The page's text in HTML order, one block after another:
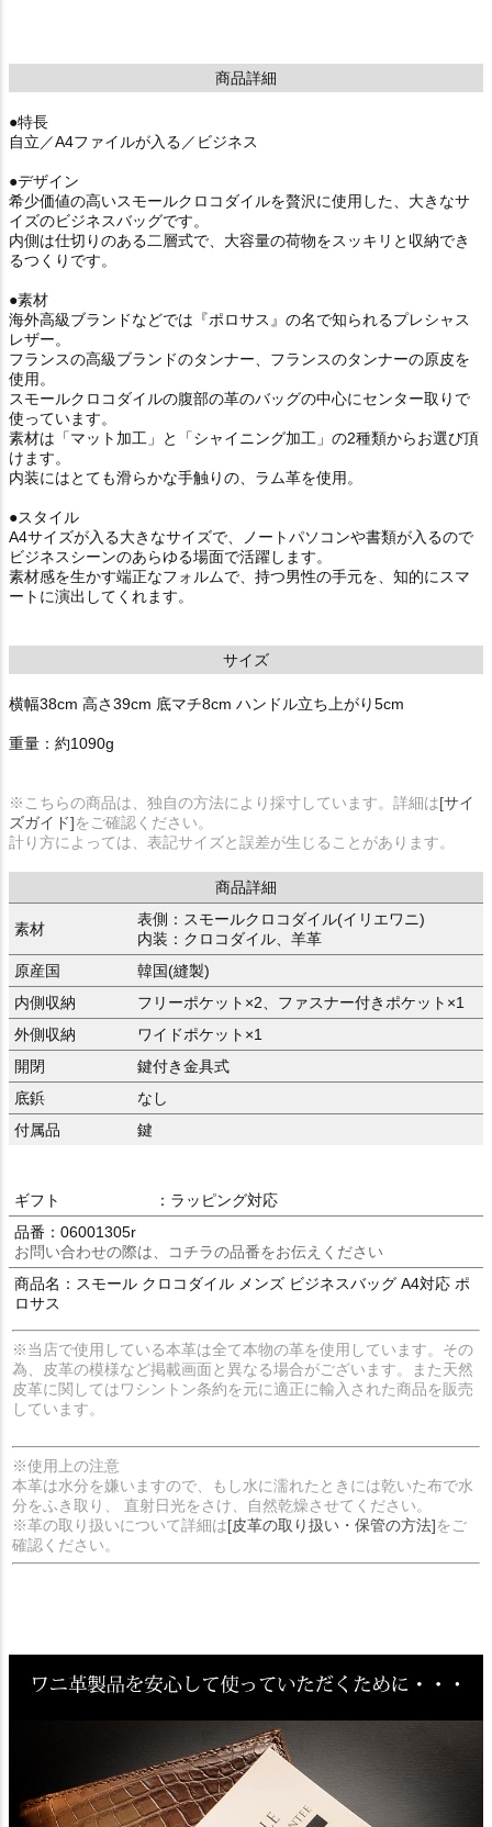
商品詳細
●特長
自立／A4ファイルが入る／ビジネス
●デザイン
希少価値の高いスモールクロコダイルを贅沢に使用した、大きなサ
イズのビジネスバッグです。
内側は仕切りのある二層式で、大容量の荷物をスッキリと収納でき
るつくりです。
●素材
海外高級ブランドなどでは『ポロサス』の名で知られるプレシャス
レザー。
フランスの高級ブランドのタンナー、フランスのタンナーの原皮を
使用。
スモールクロコダイルの腹部の革のバッグの中心にセンター取りで
使っています。
素材は「マット加工」と「シャイニング加工」の2種類からお選び頂
けます。
内装にはとても滑らかな手触りの、ラム革を使用。
●スタイル
A4サイズが入る大きなサイズで、ノートパソコンや書類が入るので
ビジネスシーンのあらゆる場面で活躍します。
素材感を生かす端正なフォルムで、持つ男性の手元を、知的にスマ
ートに演出してくれます。
サイズ
横幅38cm 高さ39cm 底マチ8cm ハンドル立ち上がり5cm
重量：約1090g
※こちらの商品は、独自の方法により採寸しています。詳細は[サイ
ズガイド]をご確認ください。
計り方によっては、表記サイズと誤差が生じることがあります。
商品詳細
素材
表側：スモールクロコダイル(イリエワニ)
内装：クロコダイル、羊革
原産国
韓国(縫製)
内側収納
フリーポケット×2、ファスナー付きポケット×1
外側収納
ワイドポケット×1
開閉
鍵付き金具式
底鋲
なし
付属品
鍵
ギフト
：ラッピング対応
品番：06001305r
お問い合わせの際は、コチラの品番をお伝えください
商品名：スモール クロコダイル メンズ ビジネスバッグ A4対応 ポ
ロサス
※当店で使用している本革は全て本物の革を使用しています。その
為、皮革の模様など掲載画面と異なる場合がございます。また天然
皮革に関してはワシントン条約を元に適正に輸入された商品を販売
しています。
※使用上の注意
本革は水分を嫌いますので、もし水に濡れたときには乾いた布で水
分をふき取り、 直射日光をさけ、自然乾燥させてください。
※革の取り扱いについて詳細は[皮革の取り扱い・保管の方法]をご
確認ください。